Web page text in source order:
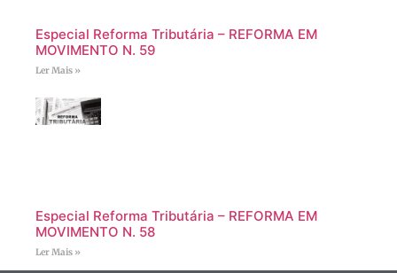
Especial Reforma Tributária – REFORMA EM
MOVIMENTO N. 59
Ler Mais »
Especial Reforma Tributária – REFORMA EM
MOVIMENTO N. 58
Ler Mais »